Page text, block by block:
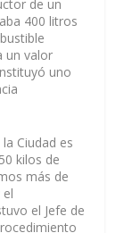
de un
400 litros
un valor
uno
Ciudad es
kilos de
más de
el Jefe de